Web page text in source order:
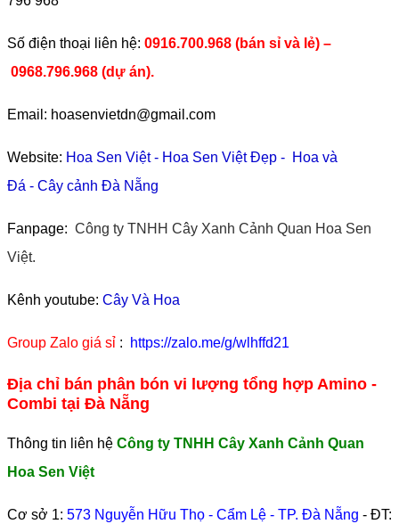
​Số điện thoại liên hệ: 0916.700.968 (bán sỉ và lẻ) –
0968.796.968 (dự án).
Email: hoasenvietdn@gmail.com
Website: Hoa Sen Việt- Hoa Sen Việt Đẹp - Hoa và
Đá - Cây cảnh Đà Nẵng
Fanpage: Công ty TNHH Cây Xanh Cảnh Quan Hoa Sen
Việt.
Kênh youtube: Cây Và Hoa
Group Zalo giá sỉ : https://zalo.me/g/wlhffd21
Địa chỉ bán phân bón vi lượng tổng hợp Amino -
Combi tại Đà Nẵng
Thông tin liên hệ Công ty TNHH Cây Xanh Cảnh Quan
Hoa Sen Việt
Cơ sở 1: 573 Nguyễn Hữu Thọ - Cẩm Lệ - TP. Đà Nẵng - ĐT: